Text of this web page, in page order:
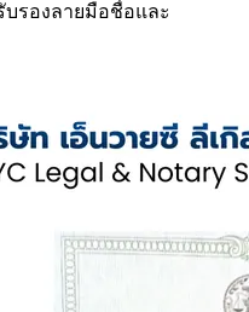
รองลายมือชื่อและ